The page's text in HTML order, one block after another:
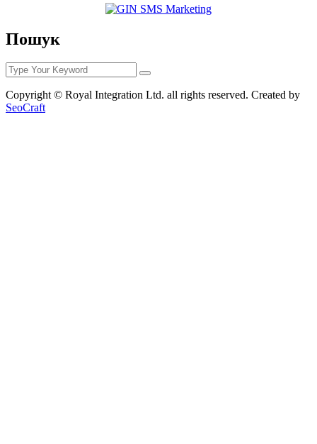
Пошук
Copyright © Royal Integration Ltd. all rights reserved. Created by
SeoCraft